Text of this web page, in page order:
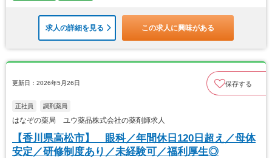
求人の詳細を見る この求人に興味がある
更新日：2026年5月26日 保存する
正社員 調剤薬局
はなぞの薬局 ユウ薬品株式会社の薬剤師求人
【香川県高松市】 眼科／年間休日120日超え／母体
安定／研修制度あり／未経験可／福利厚生◎